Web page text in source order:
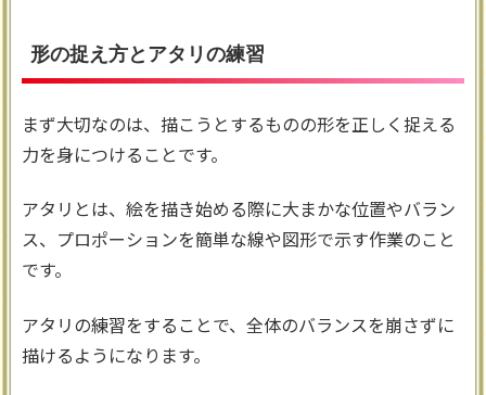
形の捉え方とアタリの練習
まず大切なのは、描こうとするものの形を正しく捉える
力を身につけることです。
アタリとは、絵を描き始める際に大まかな位置やバラン
ス、プロポーションを簡単な線や図形で示す作業のこと
です。
アタリの練習をすることで、全体のバランスを崩さずに
描けるようになります。